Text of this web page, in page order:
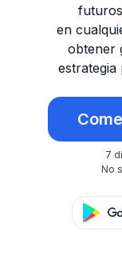
en
obtener
estrategia
7
No